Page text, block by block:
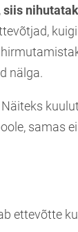
nälga.
Näiteks
samas
ettevõtte